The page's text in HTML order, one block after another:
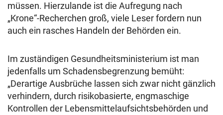
müssen. Hierzulande ist die Aufregung nach
„Krone“-Recherchen groß, viele Leser fordern nun
auch ein rasches Handeln der Behörden ein.
Im zuständigen Gesundheitsministerium ist man
jedenfalls um Schadensbegrenzung bemüht:
„Derartige Ausbrüche lassen sich zwar nicht gänzlich
verhindern, durch risikobasierte, engmaschige
Kontrollen der Lebensmittelaufsichtsbehörden und